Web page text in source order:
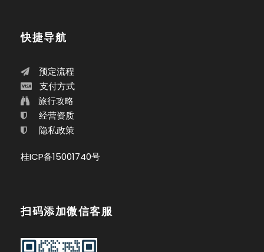
快捷导航
预定流程
支付方式
旅行攻略
经营资质
隐私政策
桂ICP备15001740号
扫码添加微信客服